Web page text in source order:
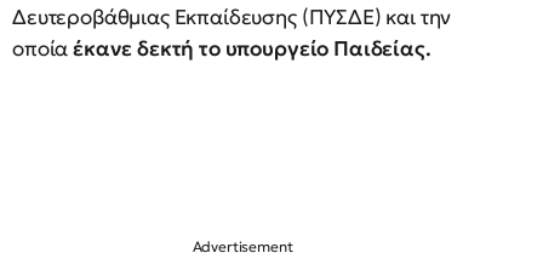
Δευτεροβάθμιας Εκπαίδευσης (ΠΥΣΔΕ) και την
οποίαέκανε δεκτή το υπουργείο Παιδείας.